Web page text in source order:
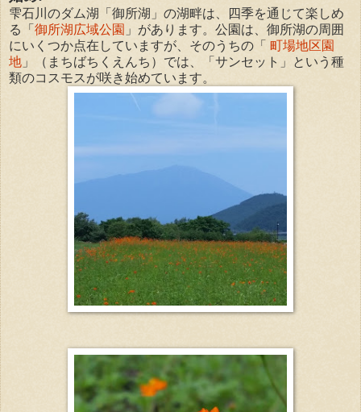
雫石川のダム湖「御所湖」の湖畔は、四季を通じて楽しめ
る「 御所湖広域公園 」があります。公園は、御所湖の周囲
にいくつか点在していますが、そのうちの「 町場地区園
地 」（まちばちくえんち）では、「サンセット」という種
類のコスモスが咲き始めています。